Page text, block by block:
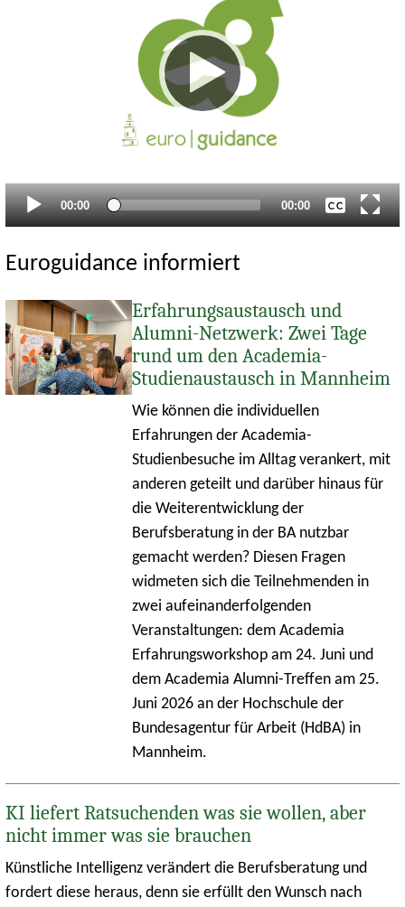
Aktueller
Zeitpunkt
00:00 Gesamtlaufzeit
00:00
Euroguidance informiert
Erfahrungsaustausch und
Alumni-Netzwerk: Zwei Tage
rund um den Academia-
Studienaustausch in Mannheim
Wie können die individuellen
Erfahrungen der Academia-
Studienbesuche im Alltag verankert, mit
anderen geteilt und darüber hinaus für
die Weiterentwicklung der
Berufsberatung in der BA nutzbar
gemacht werden? Diesen Fragen
widmeten sich die Teilnehmenden in
zwei aufeinanderfolgenden
Veranstaltungen: dem Academia
Erfahrungsworkshop am 24. Juni und
dem Academia Alumni-Treffen am 25.
Juni 2026 an der Hochschule der
Bundesagentur für Arbeit (HdBA) in
Mannheim.
KI liefert Ratsuchenden was sie wollen, aber
nicht immer was sie brauchen
Künstliche Intelligenz verändert die Berufsberatung und
fordert diese heraus, denn sie erfüllt den Wunsch nach